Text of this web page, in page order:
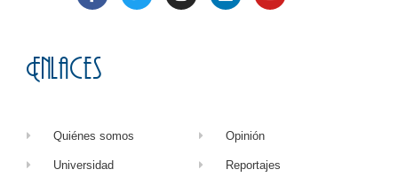
Enlaces
Quiénes somos
Universidad
Opinión
Reportajes